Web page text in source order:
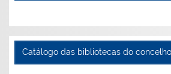
Catálogo das bibliotecas do concelho